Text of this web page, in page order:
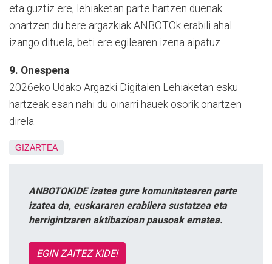
eta guztiz ere, lehiaketan parte hartzen duenak
onartzen du bere argazkiak ANBOTOk erabili ahal
izango dituela, beti ere egilearen izena aipatuz.
9. Onespena
2026eko Udako Argazki Digitalen Lehiaketan esku
hartzeak esan nahi du oinarri hauek osorik onartzen
direla.
GIZARTEA
ANBOTOKIDE izatea gure komunitatearen parte
izatea da, euskararen erabilera sustatzea eta
herrigintzaren aktibazioan pausoak ematea.
EGIN ZAITEZ KIDE!